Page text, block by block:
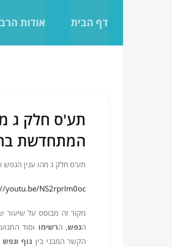
דף הבית אודות הרב
תע'ס חלק ג
המתחדשת
תע'ס חלק ג מהו ענין הנפש
youtu.be/NS2rprIm0oc
מקור זה מבוסס על שיעור
הנפש, הרשימו וסוד
הקשר המבני בין גוף ונפש